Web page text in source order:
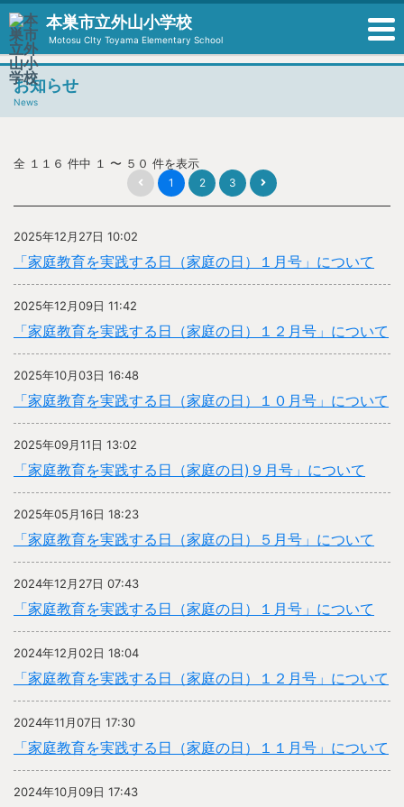
本巣市立外山小学校
Motosu CIty Toyama Elementary School
お知らせ
News
全 １１６ 件中 １ 〜 ５０ 件を表示
1 2 3
2025年12月27日 10:02
「家庭教育を実践する日（家庭の日）１月号」について
2025年12月09日 11:42
「家庭教育を実践する日（家庭の日）１２月号」について
2025年10月03日 16:48
「家庭教育を実践する日（家庭の日）１０月号」について
2025年09月11日 13:02
「家庭教育を実践する日（家庭の日)９月号」について
2025年05月16日 18:23
「家庭教育を実践する日（家庭の日）５月号」について
2024年12月27日 07:43
「家庭教育を実践する日（家庭の日）１月号」について
2024年12月02日 18:04
「家庭教育を実践する日（家庭の日）１２月号」について
2024年11月07日 17:30
「家庭教育を実践する日（家庭の日）１１月号」について
2024年10月09日 17:43